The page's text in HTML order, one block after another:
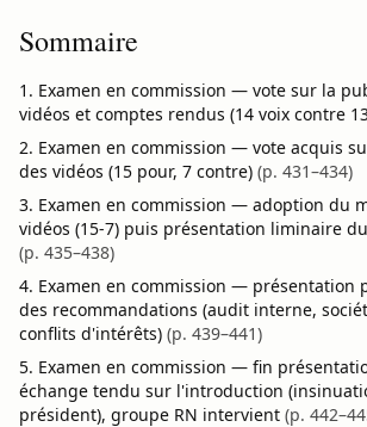
Sommaire
Examen en commission — vote sur la
vidéos et comptes rendus (14 voix contre
Examen en commission — vote acquis
des vidéos (15 pour, 7 contre) (p. 431–434)
Examen en commission — adoption du
vidéos (15-7) puis présentation liminaire
(p. 435–438)
Examen en commission — présentation
des recommandations (audit interne,
conflits d'intérêts) (p. 439–441)
Examen en commission — fin
échange tendu sur l'introduction
président), groupe RN intervient (p.